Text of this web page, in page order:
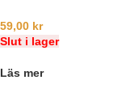
59,00 kr
Slut i lager
Läs mer